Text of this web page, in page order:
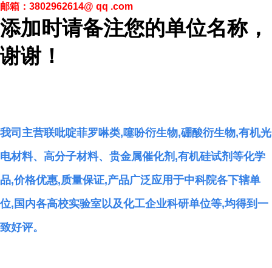
邮箱： 3802962614@ qq .com
添加时请备注您的单位名称，
谢谢！
我司主营联吡啶菲罗啉类,噻吩衍生物,硼酸衍生物,有机光
电材料、高分子材料、贵金属催化剂,有机硅试剂等化学
品,价格优惠,质量保证,产品广泛应用于中科院各下辖单
位,国内各高校实验室以及化工企业科研单位等,均得到一
致好评。